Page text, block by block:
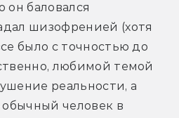
он баловался
шизофренией (хотя
было с точностью до
любимой темой
реальности, а
человек в